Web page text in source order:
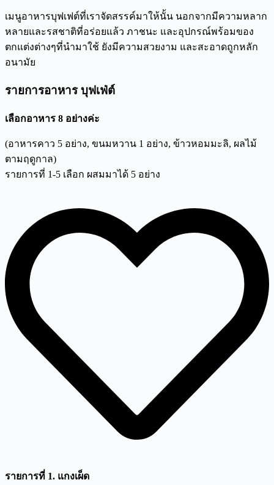
เมนูอาหารบุฟเฟต์ที่เราจัดสรรค์มาให้นั้น นอกจากมีความหลาก
หลายและรสชาติที่อร่อยแล้ว ภาชนะ และอุปกรณ์พร้อมของ
ตกแต่งต่างๆที่นำมาใช้ ยังมีความสวยงาม และสะอาดถูกหลัก
อนามัย
รายการอาหาร บุฟเฟ่ต์
เลือกอาหาร 8 อย่างค่ะ
(อาหารคาว 5 อย่าง, ขนมหวาน 1 อย่าง, ข้าวหอมมะลิ, ผลไม้
ตามฤดูกาล)
รายการที่ 1-5 เลือก ผสมมาได้ 5 อย่าง
รายการที่ 1. แกงเผ็ด